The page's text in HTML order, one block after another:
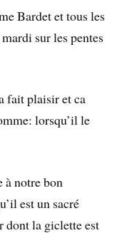
Bardet et tous les
sur les pentes
fait plaisir et ca
lorsqu’il le
à notre bon
est un sacré
dont la giclette est